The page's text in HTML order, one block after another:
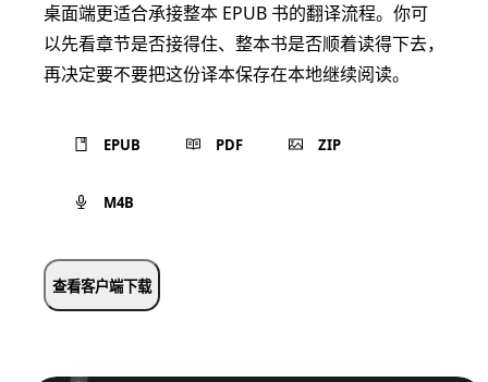
桌面端更适合承接整本 EPUB 书的翻译流程。你可
以先看章节是否接得住、整本书是否顺着读得下去，
再决定要不要把这份译本保存在本地继续阅读。
EPUB PDF ZIP
M4B
查看客户端下载